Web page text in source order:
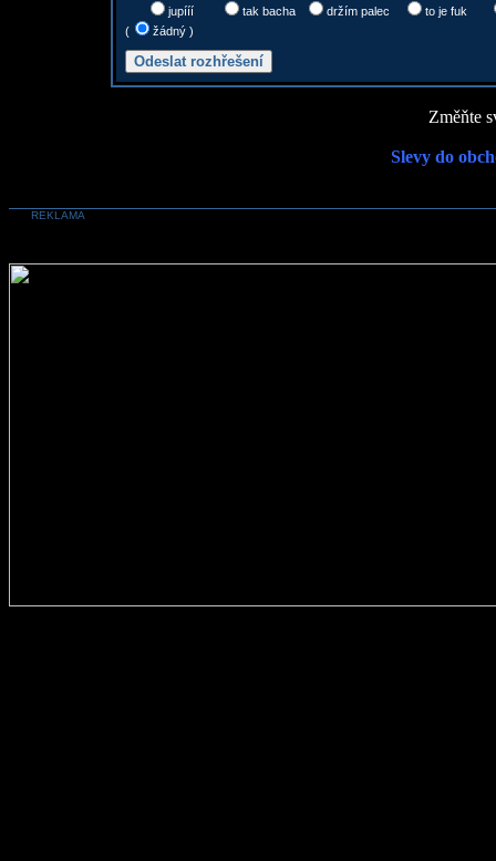
jupííí tak bacha držím palec
to je fuk
(
žádný )
Změňte
Slevy do
REKLAMA